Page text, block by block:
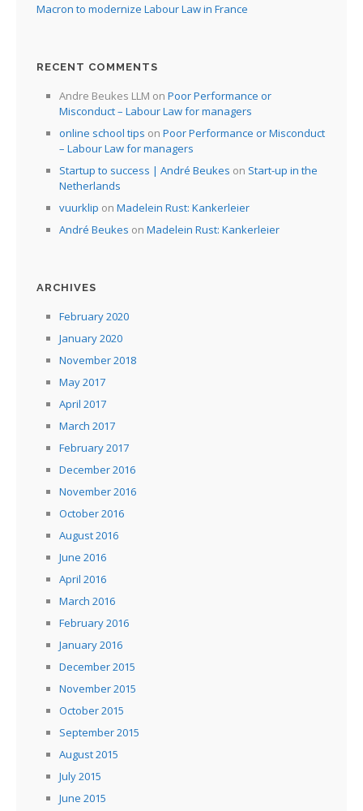
Macron to modernize Labour Law in France
RECENT COMMENTS
Andre Beukes LLM on Poor Performance or
Misconduct – Labour Law for managers
online school tips on Poor Performance or Misconduct
– Labour Law for managers
Startup to success | André Beukes on Start-up in the
Netherlands
vuurklip on Madelein Rust: Kankerleier
André Beukes on Madelein Rust: Kankerleier
ARCHIVES
February 2020
January 2020
November 2018
May 2017
April 2017
March 2017
February 2017
December 2016
November 2016
October 2016
August 2016
June 2016
April 2016
March 2016
February 2016
January 2016
December 2015
November 2015
October 2015
September 2015
August 2015
July 2015
June 2015